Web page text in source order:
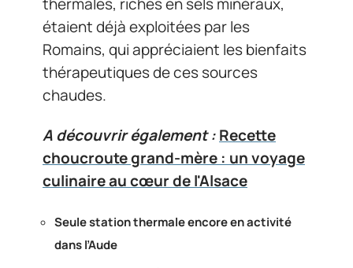
étaient déjà exploitées par les
Romains, qui appréciaient les bienfaits
thérapeutiques de ces sources
chaudes.
A découvrir également :Recette
choucroute grand-mère : un voyage
culinaire au cœur de l'Alsace
Seule station thermale encore en activité
dans l’Aude